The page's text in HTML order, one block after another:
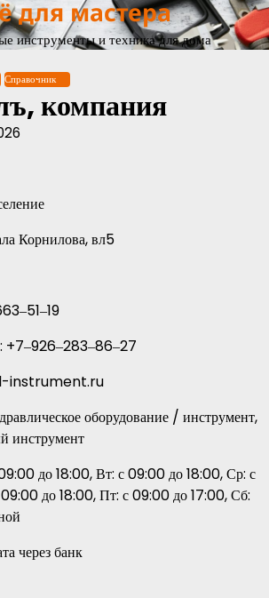
для мастера
инструменты и техника для дома
Справочник
компания
Корнилова, вл5
+7‒926‒283‒86‒27
instrument.ru
оборудование / инструмент,
инструмент
до 18:00, Вт: с 09:00 до 18:00, Ср: с
до 18:00, Пт: с 09:00 до 17:00, Сб:
через банк